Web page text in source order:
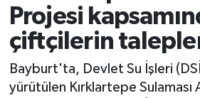
Projesi
çiftçilerin
Bayburt'ta, Devlet Su İşleri
yürütülen Kırklartepe Sulaması
Süper Lig Puan Durumu ve
Tüm Manşetler
Son Dakika Haberleri